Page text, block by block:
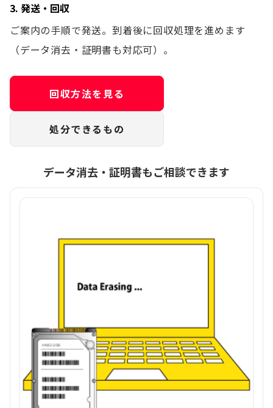
3. 発送・回収
ご案内の手順で発送。到着後に回収処理を進めます
（データ消去・証明書も対応可）。
回収方法を見る
処分できるもの
データ消去・証明書もご相談できます